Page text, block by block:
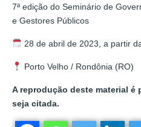
7ª edição do Seminário de
e Gestores Públicos
28 de abril de 2023, a partir
Porto Velho / Rondônia (RO)
A reprodução deste material é
seja citada.